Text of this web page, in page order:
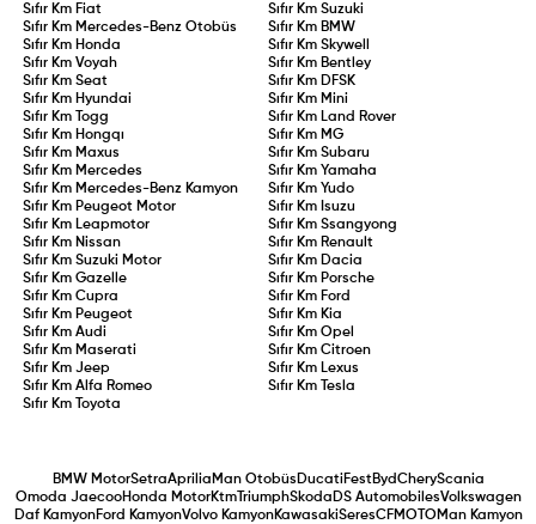
Sıfır Km Fiat Sıfır Km Suzuki
Sıfır Km Mercedes-Benz Otobüs Sıfır Km BMW
Sıfır Km Honda Sıfır Km Skywell
Sıfır KmVoyah Sıfır Km Bentley
Sıfır KmSeat Sıfır Km DFSK
Sıfır Km Hyundai Sıfır Km Mini
Sıfır Km
Togg Sıfır Km Land Rover
Sıfır Km Hongqı Sıfır Km MG
Sıfır Km Maxus Sıfır Km Subaru
Sıfır Km Mercedes Sıfır Km Yamaha
Sıfır Km Mercedes-Benz Kamyon Sıfır Km Yudo
Sıfır Km Peugeot Motor Sıfır Km Isuzu
Sıfır Km Leapmotor Sıfır Km Ssangyong
Sıfır Km Nissan Sıfır Km Renault
Sıfır KmSuzuki Motor Sıfır Km Dacia
Sıfır KmGazelle Sıfır Km Porsche
Sıfır KmCupra Sıfır Km Ford
Sıfır Km Peugeot Sıfır Km Kia
Sıfır KmAudi Sıfır Km Opel
Sıfır Km Maserati Sıfır Km Citroen
Sıfır KmJeep Sıfır Km Lexus
Sıfır KmAlfa Romeo Sıfır Km
Tesla
Sıfır Km
Toyota
BMW MotorSetraAprilia Man Otobüs Ducati FestBydCheryScania
Omoda JaecooHonda MotorKtmTriumphSkoda DS AutomobilesVolkswagen
Daf KamyonFord KamyonVolvo KamyonKawasakiSeresCFMOTOMan Kamyon